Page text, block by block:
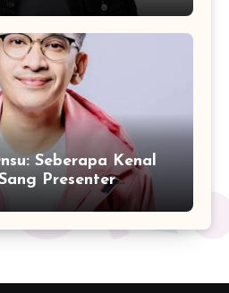
Seberapa Kenal
Presenter